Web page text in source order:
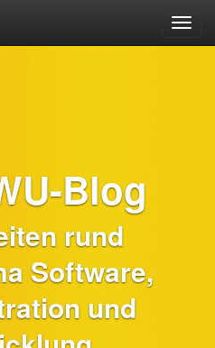
Blog
rund
Software,
und